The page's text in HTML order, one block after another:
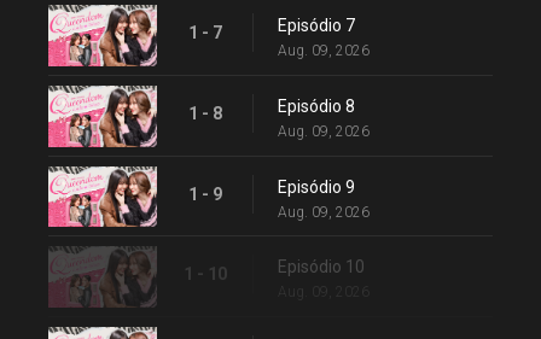
1 - 7 Episódio 7
Aug. 09, 2026
1 - 8 Episódio 8
Aug. 09, 2026
1 - 9 Episódio 9
Aug. 09, 2026
1 - 10 Episódio 10